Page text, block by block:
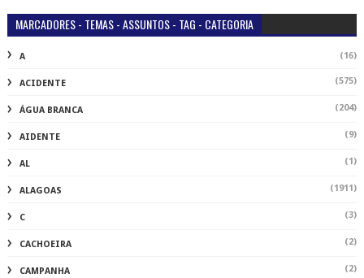
MARCADORES - TEMAS - ASSUNTOS - TAG - CATEGORIA
A (16)
ACIDENTE (575)
ÁGUA BRANCA (204)
AIDENTE (9)
AL (1)
ALAGOAS (1911)
C (3)
CACHOEIRA (2)
CAMPANHA (2)